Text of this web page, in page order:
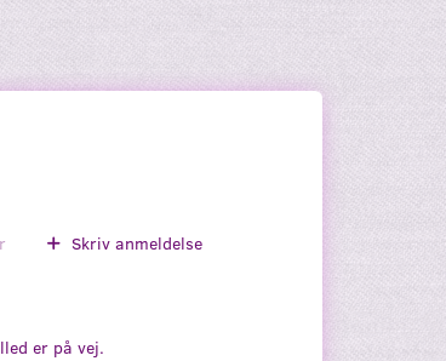
Skriv anmeldelse
er på vej.